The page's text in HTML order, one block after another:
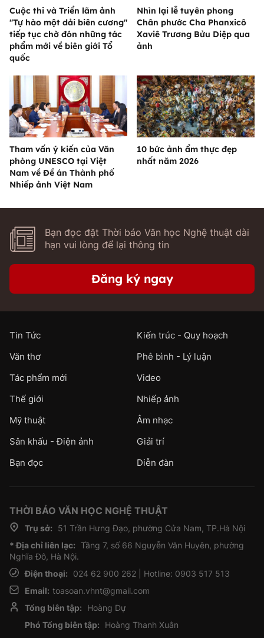
Cuộc thi và Triển lãm ảnh
"Tự hào một dải biên cương"
tiếp tục chờ đón những tác
phẩm mới về biên giới Tổ
quốc
Nhìn lại lễ tuyên phong
Chân phước Cha Phanxicô
Xaviê Trương Bửu Diệp qua
ảnh
Tham vấn ý kiến của Văn
phòng UNESCO tại Việt
Nam về Đề án Thành phố
Nhiếp ảnh Việt Nam
10 bức ảnh ẩm thực đẹp
nhất năm 2026
Bạn đọc đặt Thời báo Văn học Nghệ thuật dài
hạn vui lòng để lại thông tin
Đăng ký ngay
Tin Tức
Kiến trúc - Quy hoạch
Văn thơ
Phê bình - Lý luận
Tác phẩm mới
Video
Thế giới
Nhiếp ảnh
Mỹ thuật
Âm nhạc
Sân khấu - Điện ảnh
Giải trí
Bạn đọc
Diễn đàn
THỜI BÁO VĂN HỌC NGHỆ THUẬT
Trụ sở:
51 Trần Hưng Đạo, phường Cửa Nam, TP.Hà Nội
* Địa chỉ liên lạc: Tầng 7, số 66 Nguyễn Văn Huyên, phường
Nghĩa Đô, Hà Nội.
Điện thoại:
024 62 900 262 | Hotline: 0903 517 513
Email: toasoan.vhnt@gmail.com
Tổng biên tập:
Hoàng Dự
Phó Tổng biên tập:
Hoàng Thanh Xuân